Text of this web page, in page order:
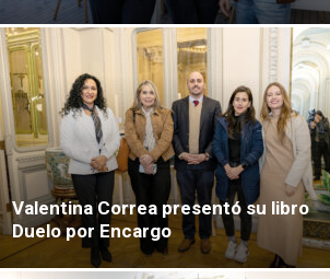
Valentina Correa presentó su libro
Duelo por Encargo